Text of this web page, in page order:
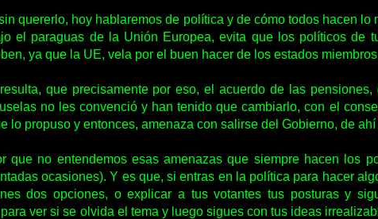
quererlo, hoy hablaremos de política y de cómo todos hacen lo
el paraguas de la Unión Europea, evita que los políticos de
ya que la UE, vela por el buen hacer de los estados
que precisamente por eso, el acuerdo de las
no les convenció y han tenido que cambiarlo, con el
lo propuso y entonces, amenaza con salirse del Gobierno, de
que no entendemos esas amenazas que siempre hacen los
ocasiones). Y es que, si entras en la política para hacer
dos opciones, o explicar a tus votantes tus posturas y
ver si se olvida el tema y luego sigues con tus ideas